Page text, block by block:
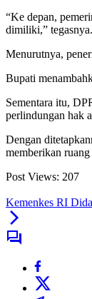
“Ke depan,
dimiliki,” tegasnya.
Menurutnya,
Bupati
Sementara itu,
perlindungan hak
Dengan
memberikan
Post Views: 207
Kemenkes RI